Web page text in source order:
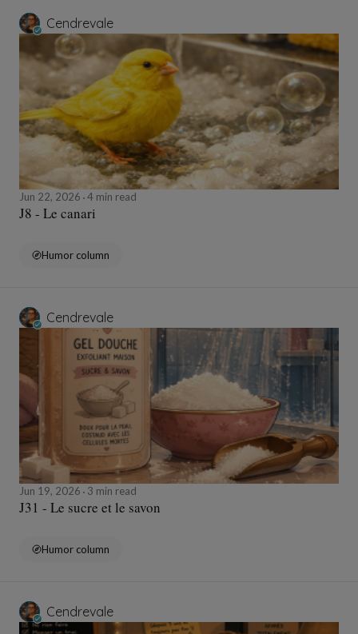
Cendrevale
Jun 22, 2026 4 min read
J8 - Le canari
Humor column
Cendrevale
Jun 19, 2026 3 min read
J31 - Le sucre et le savon
Humor column
Cendrevale